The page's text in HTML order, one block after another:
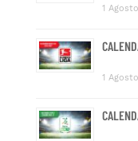
1
1